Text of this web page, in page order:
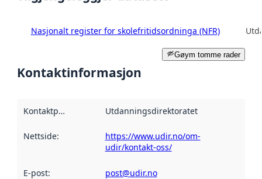
Nasjonalt register for skolefritidsordninga (NFR)
Gøym tomme rader
Kontaktinformasjon
Kontaktpunkt Utdanningsdirektoratet
Nettside:
https://www.udir.no/om-
udir/kontakt-oss/
E-post: post@udir.no